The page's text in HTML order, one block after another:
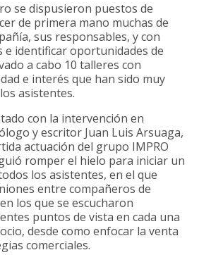
se dispusieron puestos de
de primera mano muchas de
sus responsables, y con
e identificar oportunidades de
a cabo 10 talleres con
e interés que han sido muy
asistentes.
con la intervención en
y escritor Juan Luis Arsuaga,
actuación del grupo IMPRO
romper el hielo para iniciar un
los asistentes, en el que
entre compañeros de
los que se escucharon
puntos de vista en cada una
desde como enfocar la venta
comerciales.